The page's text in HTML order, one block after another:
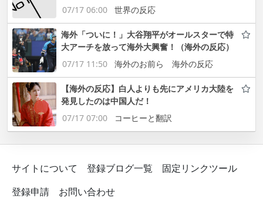
07/17 06:00
世界の反応
海外「ついに！」大谷翔平がオールスターで特
大アーチを放って海外大興奮！（海外の反応）
07/17 11:50
海外のお前ら 海外の反応
【海外の反応】白人よりも先にアメリカ大陸を
発見したのは中国人だ！
07/17 07:00
コーヒーと翻訳
サイトについて 登録ブログ一覧
固定リンクツール
登録申請
お問い合わせ